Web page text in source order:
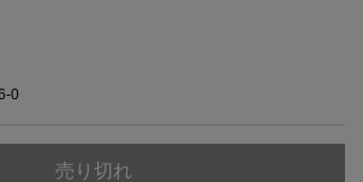
0
売り切れ